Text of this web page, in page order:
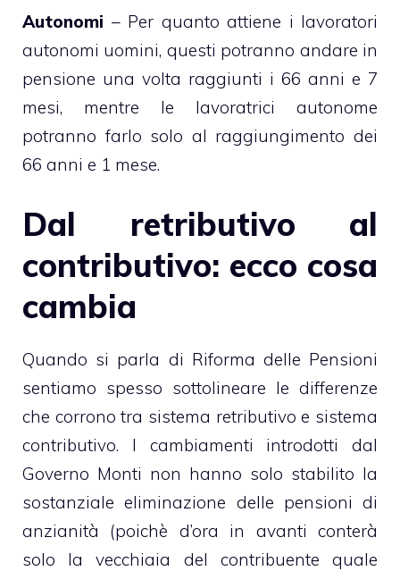
Autonomi – Per quanto attiene i lavoratori
autonomi uomini, questi potranno andare in
pensione una volta raggiunti i 66 anni e 7
mesi, mentre le lavoratrici autonome
potranno farlo solo al raggiungimento dei
66 anni e 1 mese.
Dal retributivo al
contributivo: ecco cosa
cambia
Quando si parla di Riforma delle Pensioni
sentiamo spesso sottolineare le differenze
che corrono tra sistema retributivo e sistema
contributivo. I cambiamenti introdotti dal
Governo Monti non hanno solo stabilito la
sostanziale eliminazione delle pensioni di
anzianità (poichè d’ora in avanti conterà
solo la vecchiaia del contribuente quale